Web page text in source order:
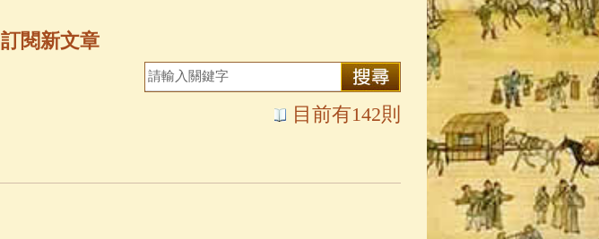
六字大明咒(81) 大悲咒(72)
訂閱新文章
目前有142則